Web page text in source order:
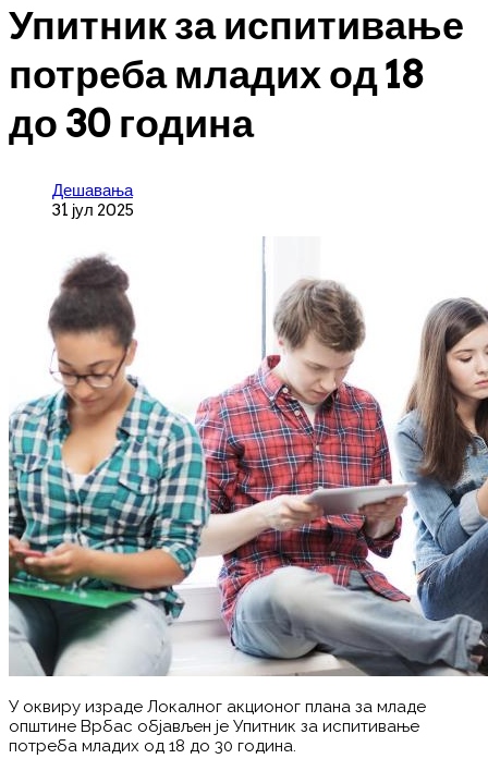
Упитник за испитивање
потреба младих од 18
до 30 година
Дешавања
31 јул 2025
У оквиру израде Локалног акционог плана за младе
општине Врбас објављен је Упитник за испитивање
потреба младих од 18 до 30 година.